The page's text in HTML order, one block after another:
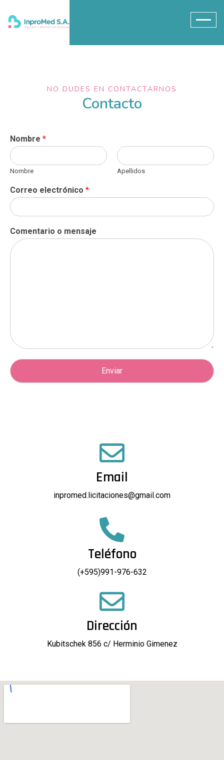
NO DUDES EN CONTACTARNOS
Contacto
Nombre *
Nombre Apellidos
Correo electrónico *
Comentario o mensaje
Enviar
Email
inpromed.licitaciones@gmail.com
Teléfono
(+595)991-976-632
Dirección
Kubitschek 856 c/ Herminio Gimenez